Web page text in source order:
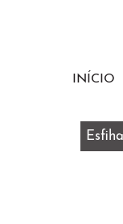
INÍCIO
Bolo